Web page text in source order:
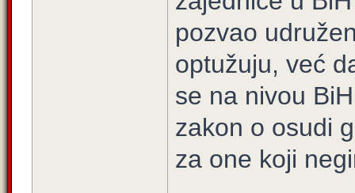
pozvao
optužuju, već
se na nivou
zakon o osudi
za one koji